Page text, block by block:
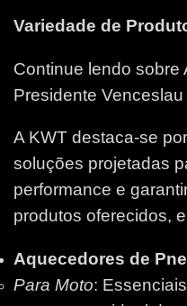
Variedade de
Continue lendo sobre
Presidente Venceslau
A KWT destaca-se
soluções projetadas
performance e
produtos oferecidos,
Aquecedores de
Para Moto: